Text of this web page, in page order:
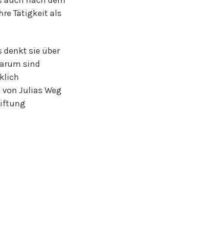
Tätigkeit als
denkt sie über
sind
Julias Weg